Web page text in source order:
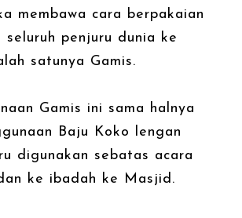
membawa cara berpakaian
penjuru dunia ke
satunya Gamis.
Gamis ini sama halnya
Baju Koko lengan
digunakan sebatas acara
ke ibadah ke Masjid.